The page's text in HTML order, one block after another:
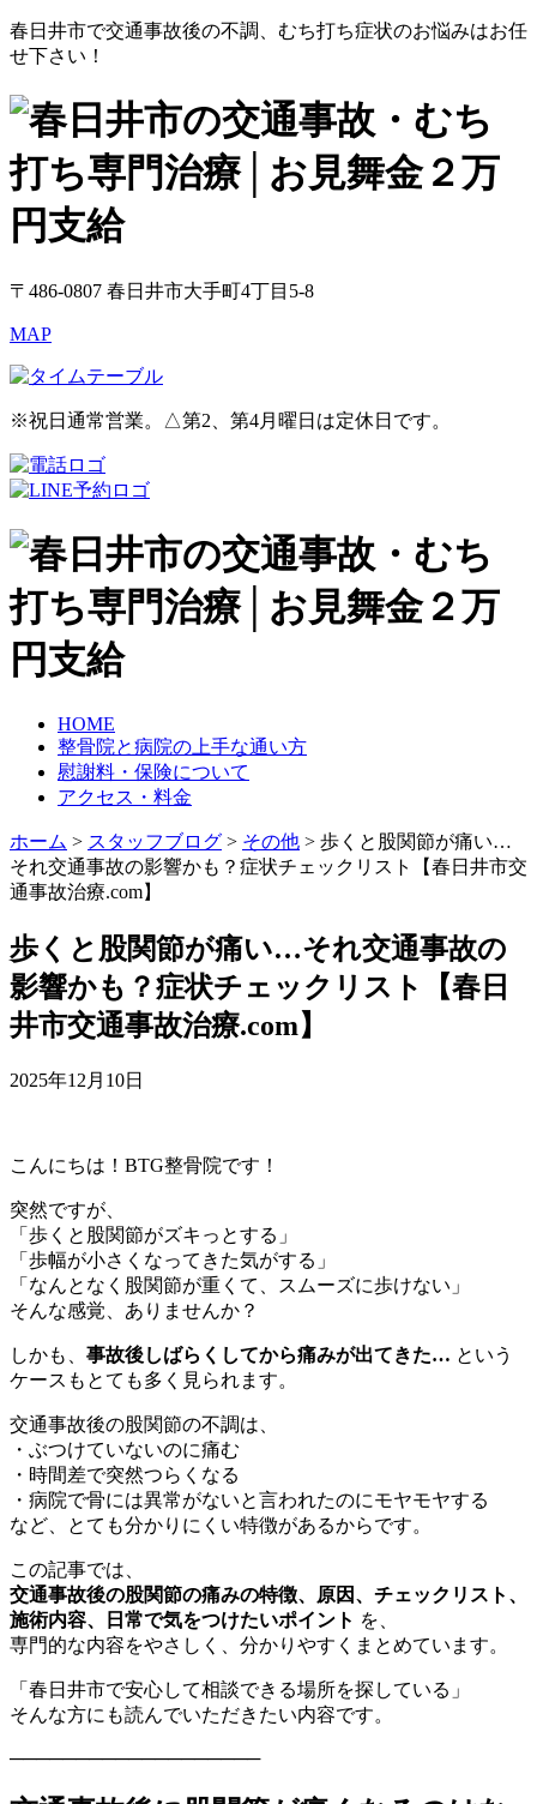
春日井市で交通事故後の不調、むち打ち症状のお悩みはお任
せ下さい！
〒486-0807 春日井市大手町4丁目5-8
MAP
※祝日通常営業。△第2、第4月曜日は定休日です。
HOME
整骨院と病院の上手な通い方
慰謝料・保険について
アクセス・料金
ホーム > スタッフブログ > その他 > 歩くと股関節が痛い…
それ交通事故の影響かも？症状チェックリスト【春日井市交
通事故治療.com】
歩くと股関節が痛い…それ交通事故の
影響かも？症状チェックリスト【春日
井市交通事故治療.com】
2025年12月10日
こんにちは！BTG整骨院です！
突然ですが、
「歩くと股関節がズキっとする」
「歩幅が小さくなってきた気がする」
「なんとなく股関節が重くて、スムーズに歩けない」
そんな感覚、ありませんか？
しかも、 事故後しばらくしてから痛みが出てきた… という
ケースもとても多く見られます。
交通事故後の股関節の不調は、
・ぶつけていないのに痛む
・時間差で突然つらくなる
・病院で骨には異常がないと言われたのにモヤモヤする
など、とても分かりにくい特徴があるからです。
この記事では、
交通事故後の股関節の痛みの特徴、原因、チェックリスト、
施術内容、日常で気をつけたいポイント を、
専門的な内容をやさしく、分かりやすくまとめています。
「春日井市で安心して相談できる場所を探している」
そんな方にも読んでいただきたい内容です。
───────────────────